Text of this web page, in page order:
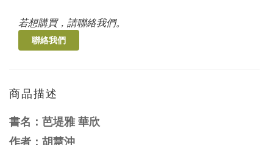
若想購買，請聯絡我們。
聯絡我們
商品描述
書名： 芭堤雅 華欣
作者： 胡慧沖